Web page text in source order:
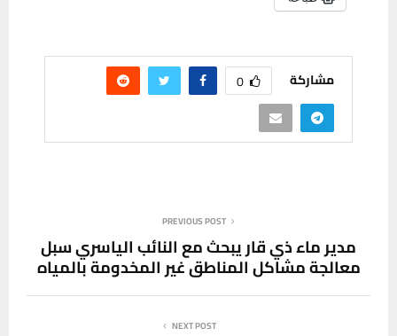
مشاركة 0
PREVIOUS POST
مدير ماء ذي قار يبحث مع النائب الياسري سبل
معالجة مشاكل المناطق غير المخدومة بالمياه
NEXT POST